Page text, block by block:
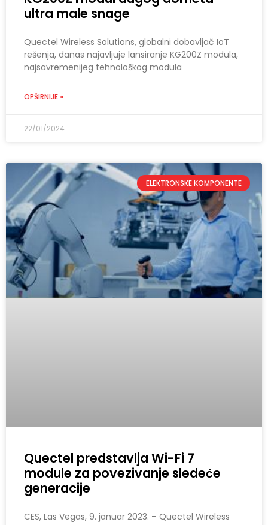
ultra male snage
Quectel Wireless Solutions, globalni dobavljač IoT
rešenja, danas najavljuje lansiranje KG200Z modula,
najsavremenijeg tehnološkog modula
OPŠIRNIJE »
22/01/2024
ELEKTRONSKE KOMPONENTE
Quectel predstavlja Wi-Fi 7
module za povezivanje sledeće
generacije
CES, Las Vegas, 9. januar 2023. – Quectel Wireless